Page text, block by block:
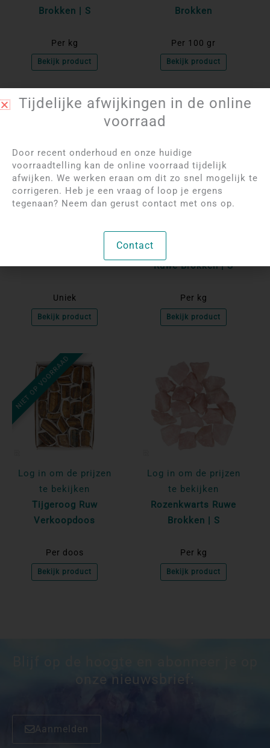
Brokken | S
Per kg
Bekijk product
Brokken
Per 100 gr
Bekijk product
Uniek
Bekijk product
NIET OP VOORRAAD
Ruwe Brokken | S
Per kg
Bekijk product
NIET OP VOORRAAD
Log in om de prijzen
te bekijken
Tijgeroog Ruw
Verkoopdoos
Per doos
Bekijk product
Log in om de prijzen
te bekijken
Rozenkwarts Ruwe
Brokken | S
Per kg
Bekijk product
onze nieuwsbrief:
Aanmelden
Tijdelijke afwijkingen in de online
voorraad
Door recent onderhoud en onze huidige
voorraadtelling kan de online voorraad tijdelijk
afwijken. We werken eraan om dit zo snel mogelijk te
corrigeren. Heb je een vraag of loop je ergens
tegenaan? Neem dan gerust contact met ons op.
Contact